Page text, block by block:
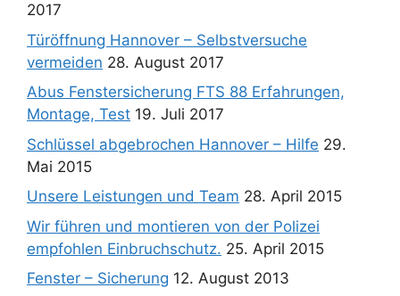
2017
Türöffnung Hannover – Selbstversuche
vermeiden 28. August 2017
Abus Fenstersicherung FTS 88 Erfahrungen,
Montage, Test 19. Juli 2017
Schlüssel abgebrochen Hannover – Hilfe 29.
Mai 2015
Unsere Leistungen und Team 28. April 2015
Wir führen und montieren von der Polizei
empfohlen Einbruchschutz. 25. April 2015
Fenster – Sicherung 12. August 2013